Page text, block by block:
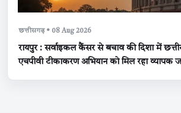
छत्तीसगढ़ • 08 Aug 2026
रायपुर : सर्वाइकल कैंसर से बचाव की दिशा में
एचपीवी टीकाकरण अभियान को मिल रहा व्यापक